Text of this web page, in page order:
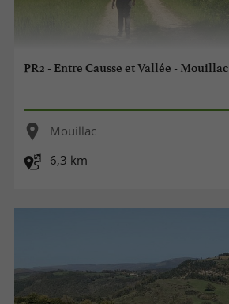
PR2 - Entre Causse et Vallée - Mouillac
Mouillac
6,3 km